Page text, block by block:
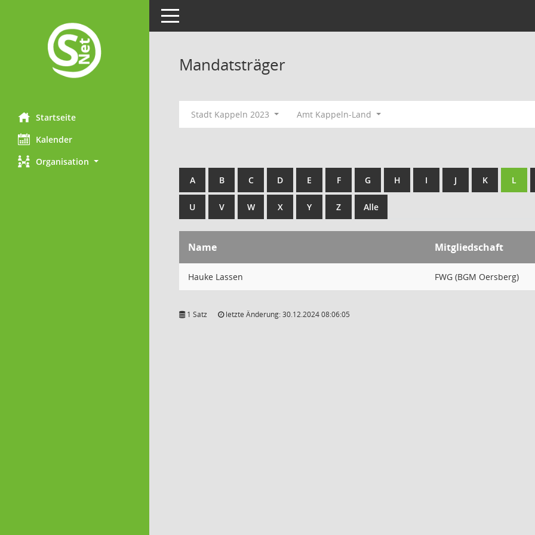
Startseite
Kalender
Organisation
Toggle navigation
Mandatsträger
Stadt Kappeln 2023 Amt Kappeln-Land
A B C D E F G H I J K L
U V W X Y Z Alle
Name Mitgliedschaft
Hauke Lassen FWG (BGM Oersberg)
1 Satz letzte Änderung: 30.12.2024 08:06:05